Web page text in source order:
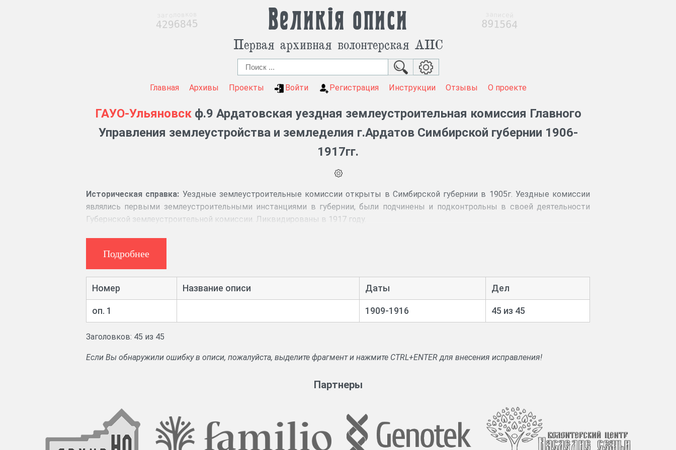
Великія описи
Первая архивная волонтерская АИС
Главная Архивы Проекты Войти Регистрация Инструкции Отзывы О проекте
ГАУО-Ульяновскф.9 Ардатовская уездная землеустроительная комиссия Главного
Управления землеустройства и земледелия г.Ардатов Симбирской губернии 1906-
1917гг.
Историческая справка: Уездные землеустроительные комиссии открыты в Симбирской губернии в 1905г. Уездные комиссии
являлись первыми землеустроительными инстанциями в губернии, были подчинены и подконтрольны в своей деятельности
Губернской землеустроительной комиссии. Ликвидированы в 1917 году.
Аннотация:Дела по выделу к одному месту надельной земли; сборник докладов Ардатовского уездного очередного земского
собрания. Дела о разверстании черезполостности и о разбивке на отрубы надельной земли общества крестьян. Закрепительные
Подробнее
Номер Название описи Даты Дел
оп. 1 1909-1916 45 из 45
Заголовков: 45 из 45
Если Вы обнаружили ошибку в описи, пожалуйста, выделите фрагмент и нажмите CTRL+ENTER для внесения исправления!
Партнеры
4296845 891564